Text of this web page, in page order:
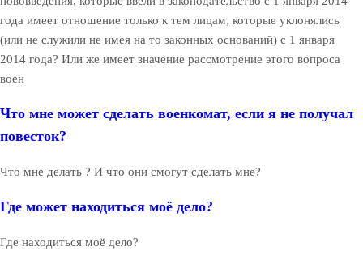
года имеет отношение только к тем лицам, которые уклонялись
(или не служили не имея на то законных оснований) с 1 января
2014 года? Или же имеет значение рассмотрение этого вопроса
воен
Что мне может сделать военкомат, если я не получал
повесток?
Что мне делать ? И что они смогут сделать мне?
Где может находиться моё дело?
Где находиться моё дело?